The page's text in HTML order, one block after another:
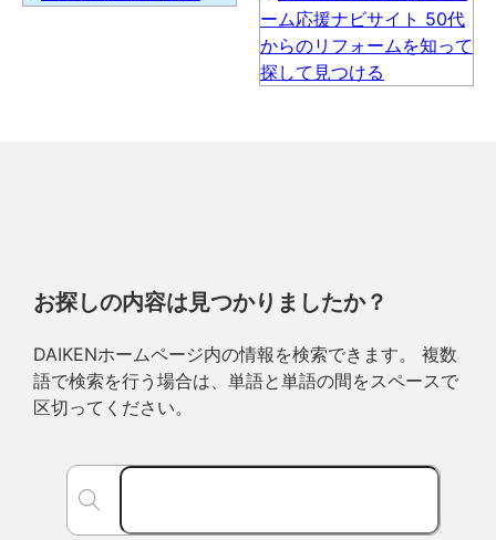
お探しの内容は見つかりましたか？
DAIKENホームページ内の情報を検索できます。 複数
語で検索を行う場合は、単語と単語の間をスペースで
区切ってください。